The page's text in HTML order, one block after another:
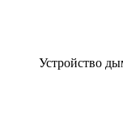
Устройство